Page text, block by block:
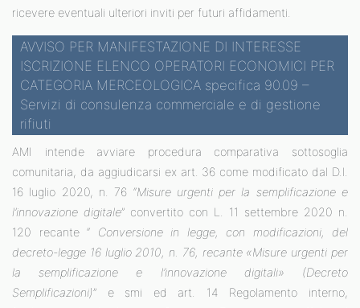
ricevere eventuali ulteriori inviti per futuri affidamenti.
AVVISO PER MANIFESTAZIONE DI INTERESSE
ISCRIZIONE ELENCO OPERATORI ECONOMICI PER
CATEGORIA MERCEOLOGICA specifica 90.09 –
Servizi di consulenza commerciale e di gestione
rifiuti
AMI intende avviare procedura comparativa sottosoglia
comunitaria, da aggiudicarsi ex art. 36 come modificato dal D.l.
16 luglio 2020, n. 76 “Misure urgenti per la semplificazione e
l’innovazione digitale” convertito con L. 11 settembre 2020 n.
120 recante “ Conversione in legge, con modificazioni, del
decreto-legge 16 luglio 2010, n. 76, recante «Misure urgenti per
la semplificazione e l’innovazione digitali» (Decreto
Semplificazioni)” e smi ed art. 14 Regolamento interno,